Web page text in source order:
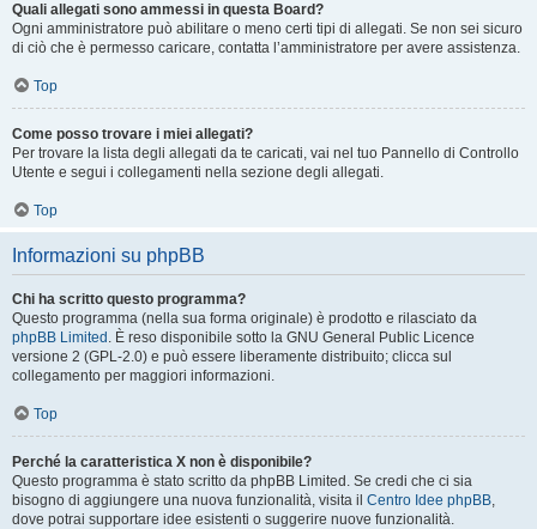
Quali allegati sono ammessi in questa Board?
Ogni amministratore può abilitare o meno certi tipi di allegati. Se non sei sicuro
di ciò che è permesso caricare, contatta l’amministratore per avere assistenza.
Top
Come posso trovare i miei allegati?
Per trovare la lista degli allegati da te caricati, vai nel tuo Pannello di Controllo
Utente e segui i collegamenti nella sezione degli allegati.
Top
Informazioni su phpBB
Chi ha scritto questo programma?
Questo programma (nella sua forma originale) è prodotto e rilasciato da
phpBB Limited . È reso disponibile sotto la GNU General Public Licence
versione 2 (GPL-2.0) e può essere liberamente distribuito; clicca sul
collegamento per maggiori informazioni.
Top
Perché la caratteristica X non è disponibile?
Questo programma è stato scritto da phpBB Limited. Se credi che ci sia
bisogno di aggiungere una nuova funzionalità, visita il Centro Idee phpBB,
dove potrai supportare idee esistenti o suggerire nuove funzionalità.